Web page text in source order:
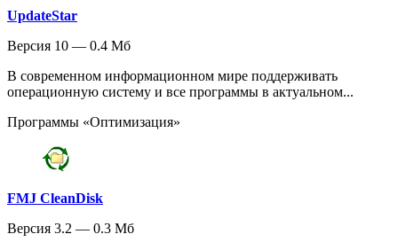
UpdateStar
Версия 10 — 0.4 Мб
В современном информационном мире поддерживать
операционную систему и все программы в актуальном...
Программы «Оптимизация»
FMJ CleanDisk
Версия 3.2 — 0.3 Мб